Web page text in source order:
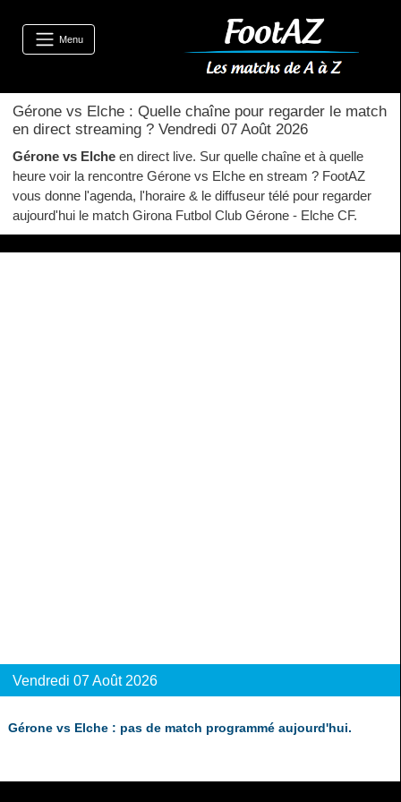
Gérone vs Elche : Quelle chaîne pour regarder le match
en direct streaming ? Vendredi 07 Août 2026
Gérone vs Elche en direct live. Sur quelle chaîne et à quelle
heure voir la rencontre Gérone vs Elche en stream ? FootAZ
vous donne l'agenda, l'horaire & le diffuseur télé pour regarder
aujourd'hui le match Girona Futbol Club Gérone - Elche CF.
Vendredi 07 Août 2026
Gérone vs Elche : pas de match programmé aujourd'hui.
Menu